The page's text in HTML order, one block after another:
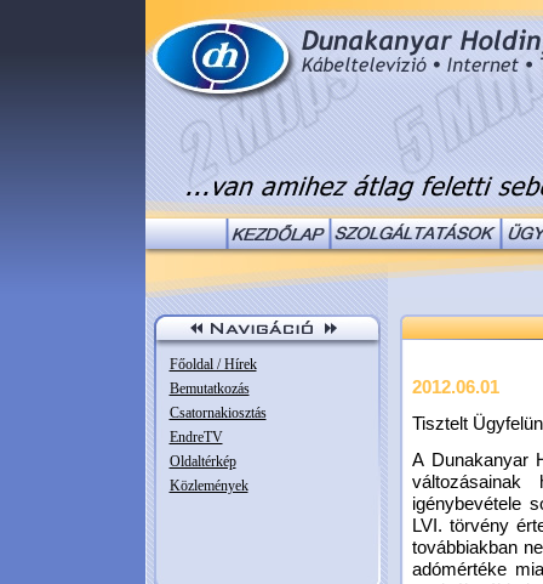
Főoldal / Hírek
Bemutatkozás
Csatornakiosztás
EndreTV
Oldaltérkép
Közlemények
2012.06.01
Tisztelt
A Dunakanyar
igénybevétele
LVI. törvény
továbbiakban
adómértéke